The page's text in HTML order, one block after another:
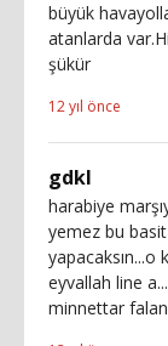
büyük
atanlarda
şükür
12 yıl önce
gdkl
harabiye
yemez bu basit
eyvallah line
minnettar